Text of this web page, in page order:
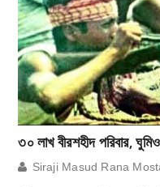
৩০ লাখ বীরশহীদ পরিবার,
Siraji Masud Rana